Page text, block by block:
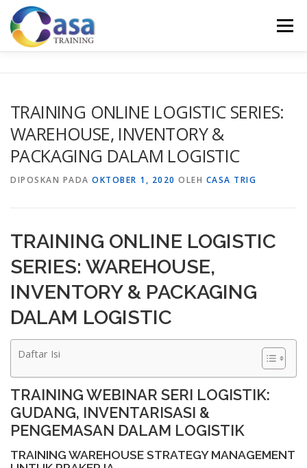
Lompat
konten
Menu
KONTAK KAMI SERTIFIKASI EVALUASI
TRAINING ONLINE LOGISTIC SERIES:
WAREHOUSE, INVENTORY &
PACKAGING DALAM LOGISTIC
DIPOSKAN PADA OKTOBER 1, 2020 OLEH CASA TRIG
TRAINING ONLINE LOGISTIC
SERIES: WAREHOUSE,
INVENTORY & PACKAGING
DALAM LOGISTIC
Daftar Isi
TRAINING WEBINAR SERI LOGISTIK:
GUDANG, INVENTARISASI &
PENGEMASAN DALAM LOGISTIK
TRAINING WAREHOUSE STRATEGY MANAGEMENT